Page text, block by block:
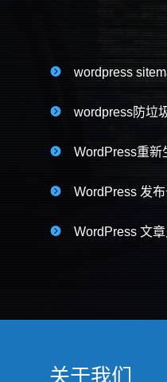
 wordpress
 wordpress防垃
 WordPress重新
 WordPress 发
 WordPress 文
关于我们